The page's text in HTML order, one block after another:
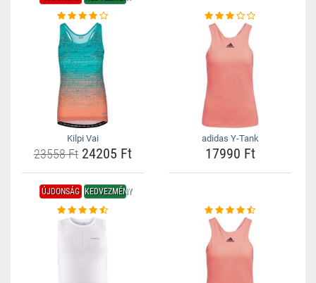
Kilpi Vai
23558 Ft24205 Ft
adidas Y-Tank
17990 Ft
ÚJDONSÁG KEDVEZMÉNY